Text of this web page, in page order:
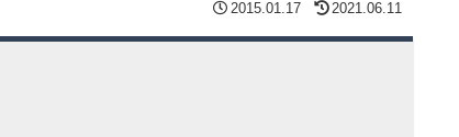
2015.01.17 2021.06.11